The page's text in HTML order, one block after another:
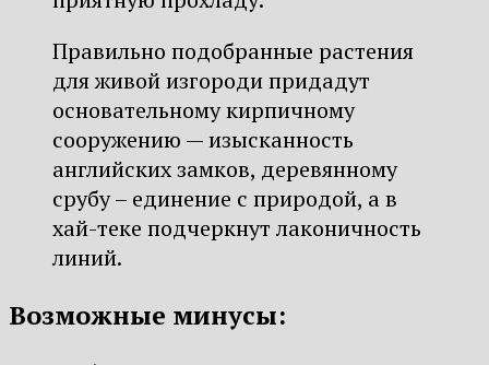
Правильно подобранные растения
для живой изгороди придадут
основательному кирпичному
сооружению — изысканность
английских замков, деревянному
срубу – единение с природой, а в
хай-теке подчеркнут лаконичность
линий.
Возможные минусы: